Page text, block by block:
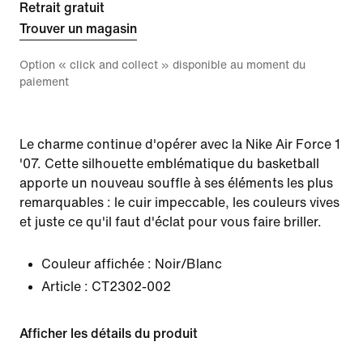
Retrait gratuit
Trouver un magasin
Option « click and collect » disponible au moment du
paiement
Le charme continue d'opérer avec la Nike Air Force 1
'07. Cette silhouette emblématique du basketball
apporte un nouveau souffle à ses éléments les plus
remarquables : le cuir impeccable, les couleurs vives
et juste ce qu'il faut d'éclat pour vous faire briller.
Couleur affichée : Noir/Blanc
Article : CT2302-002
Afficher les détails du produit